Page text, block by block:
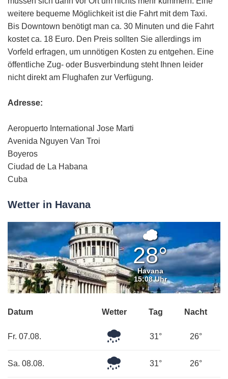
weitere bequeme Möglichkeit ist die Fahrt mit dem Taxi.
Bis Downtown benötigt man ca. 30 Minuten und die Fahrt
kostet ca. 18 Euro. Den Preis sollten Sie allerdings im
Vorfeld erfragen, um unnötigen Kosten zu entgehen. Eine
öffentliche Zug- oder Busverbindung steht Ihnen leider
nicht direkt am Flughafen zur Verfügung.
Adresse:
Aeropuerto International Jose Marti
Avenida Nguyen Van Troi
Boyeros
Ciudad de La Habana
Cuba
Wetter in Havana
bewölkt
28°
Havana
15:08 Uhr
Datum Wetter Tag Nacht
Fr. 07.08.
Mäßiger31° 26°
Sa. 08.08.
Mäßiger31° 26°